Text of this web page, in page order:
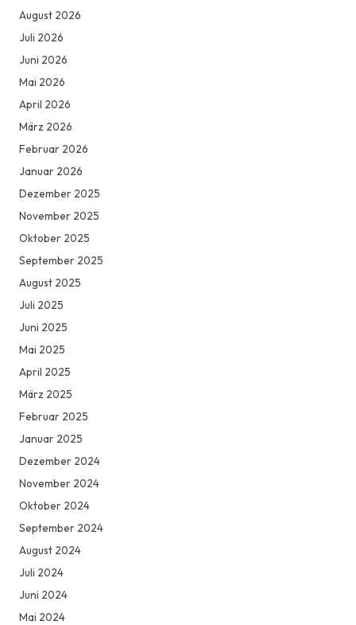
August 2026
Juli 2026
Juni 2026
Mai 2026
April 2026
März 2026
Februar 2026
Januar 2026
Dezember 2025
November 2025
Oktober 2025
September 2025
August 2025
Juli 2025
Juni 2025
Mai 2025
April 2025
März 2025
Februar 2025
Januar 2025
Dezember 2024
November 2024
Oktober 2024
September 2024
August 2024
Juli 2024
Juni 2024
Mai 2024